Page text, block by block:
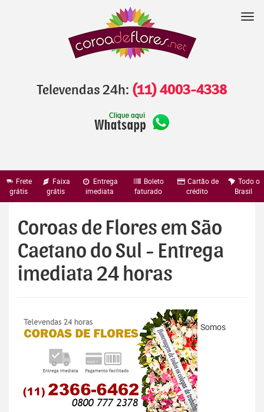
Televendas 24h: (11) 4003-4338
Frete
grátis
Faixa
grátis
Entrega
imediata
Boleto
faturado
Cartão de
crédito
Todo o
Brasil
Coroas de Flores em São
Caetano do Sul - Entrega
imediata 24 horas
Somos